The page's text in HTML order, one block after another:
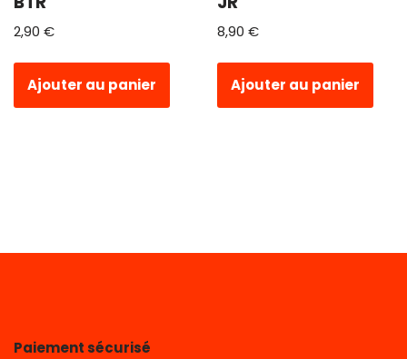
2,90 €
Ajouter au panier
8,90 €
Ajouter au panier
Paiement sécurisé